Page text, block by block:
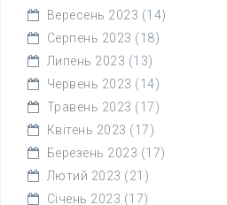
Вересень 2023 (14)
Серпень 2023 (18)
Липень 2023 (13)
Червень 2023 (14)
Травень 2023 (17)
Квітень 2023 (17)
Березень 2023 (17)
Лютий 2023 (21)
Січень 2023 (17)